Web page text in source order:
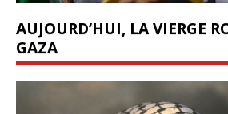
AUJOURD’HUI, LA VIERGE
GAZA